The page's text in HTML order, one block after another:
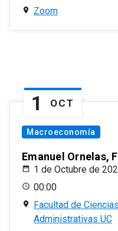
Zoom
1 OCT
Macroeconomía
Emanuel Ornelas,
1 de Octubre de
00:00
Facultad de
Administrativas UC